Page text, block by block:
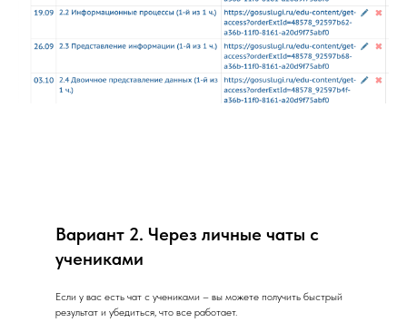
Вариант 2. Через личные чаты с
учениками
Если у вас есть чат с учениками – вы можете получить быстрый
результат и убедиться, что все работает.